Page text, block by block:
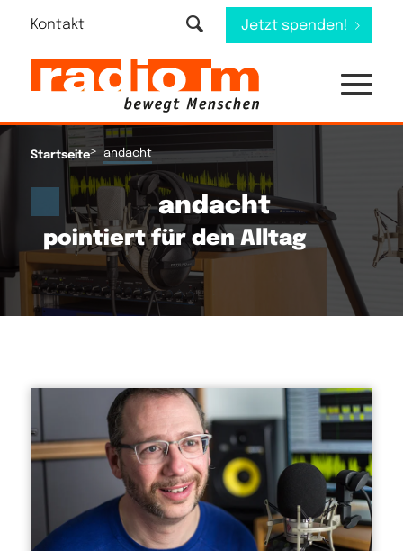
Kontakt Jetzt spenden!
Startseite> andacht
andacht
pointiert für den Alltag